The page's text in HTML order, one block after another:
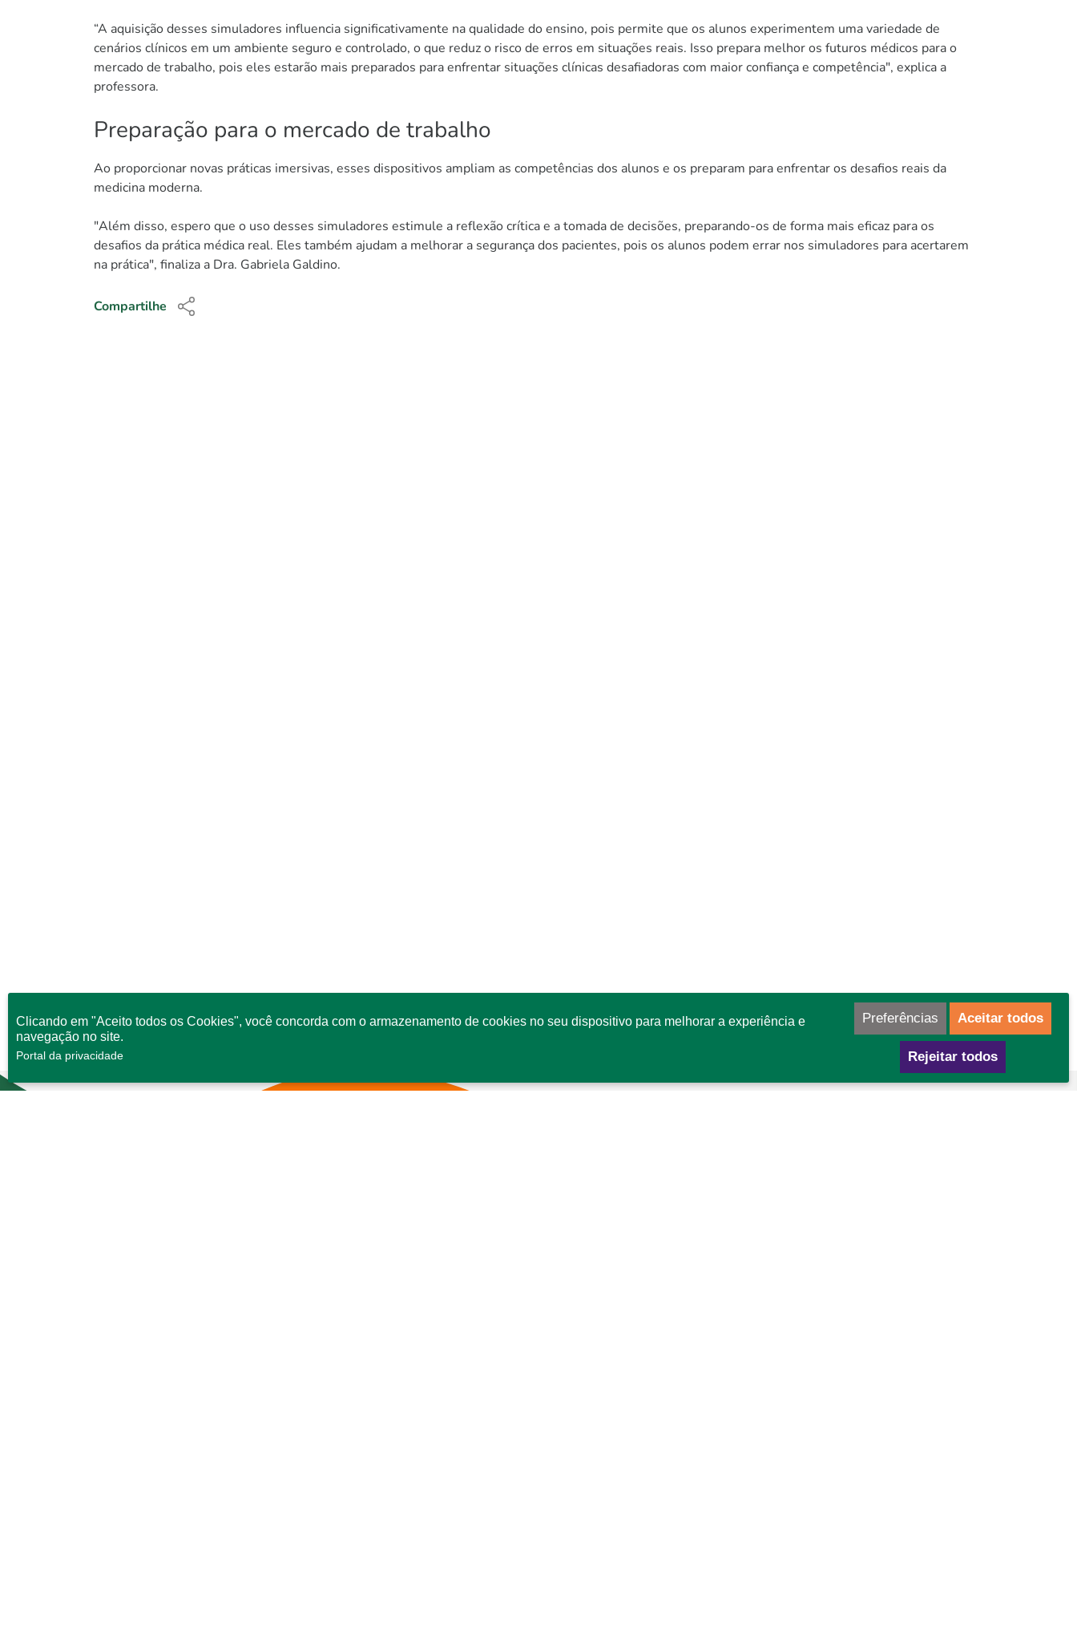
“A aquisição desses simuladores influencia significativamente na qualidade do ensino, pois permite que os alunos experimentem uma variedade de
cenários clínicos em um ambiente seguro e controlado, o que reduz o risco de erros em situações reais. Isso prepara melhor os futuros médicos para o
mercado de trabalho, pois eles estarão mais preparados para enfrentar situações clínicas desafiadoras com maior confiança e competência", explica a
professora.
Preparação para o mercado de trabalho
Ao proporcionar novas práticas imersivas, esses dispositivos ampliam as competências dos alunos e os preparam para enfrentar os desafios reais da
medicina moderna.
"Além disso, espero que o uso desses simuladores estimule a reflexão crítica e a tomada de decisões, preparando-os de forma mais eficaz para os
desafios da prática médica real. Eles também ajudam a melhorar a segurança dos pacientes, pois os alunos podem errar nos simuladores para acertarem
na prática", finaliza a Dra. Gabriela Galdino.
Compartilhe
Clicando em "Aceito todos os Cookies", você concorda com o armazenamento de cookies no seu dispositivo para melhorar a experiência e
navegação no site.
Portal da privacidade
Preferências Aceitar todos
Rejeitar todos